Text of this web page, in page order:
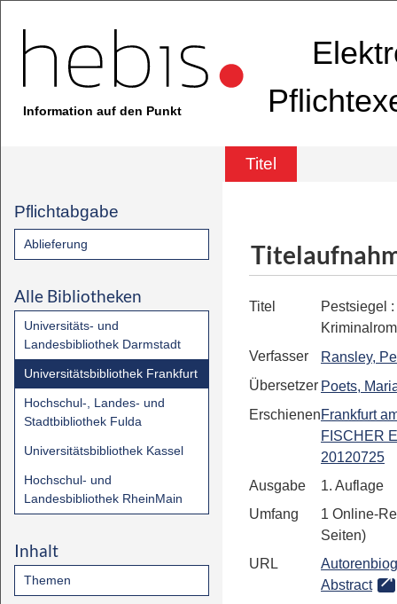
Information auf den Punkt
Titel
Pflichtabgabe
Ablieferung
Alle Bibliotheken
Universitäts- und
Landesbibliothek Darmstadt
Universitätsbibliothek Frankfurt
Hochschul-, Landes- und
Stadtbibliothek Fulda
Universitätsbibliothek Kassel
Hochschul- und
Landesbibliothek RheinMain
Inhalt
Themen
Titel Pestsiegel :
Verfasser
Ransley,
Übersetzer Poets,
ErschienenFrankfurt
FISCHER
20120725
Ausgabe
1. Auflage
Umfang
1 Online-
Seiten)
URL
Abstract